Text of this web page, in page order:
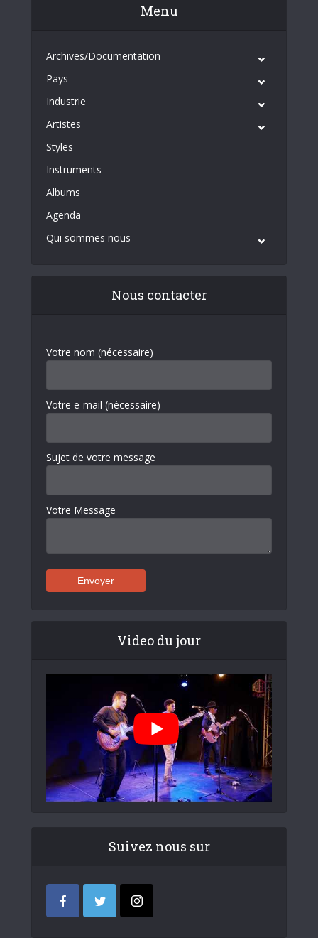
Menu
Archives/Documentation
Pays
Industrie
Artistes
Styles
Instruments
Albums
Agenda
Qui sommes nous
Nous contacter
Votre nom (nécessaire)
Votre e-mail (nécessaire)
Sujet de votre message
Votre Message
Video du jour
Suivez nous sur